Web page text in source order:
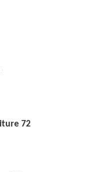
72